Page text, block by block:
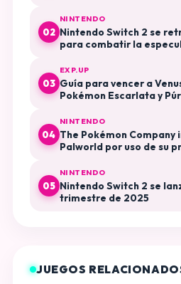
02
NINTENDO
Nintendo Switch 2 se
para combatir la
03
EXP.UP
Guía para vencer a
Pokémon Escarlata y
04
NINTENDO
The Pokémon Company
Palworld por uso de su
05
NINTENDO
Nintendo Switch 2 se
trimestre de 2025
JUEGOS